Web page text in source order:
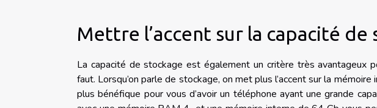
Mettre l’accent sur la capacité de
La capacité de stockage est également un critère très avantageux
faut. Lorsqu’on parle de stockage, on met plus l’accent sur la
plus bénéfique pour vous d’avoir un téléphone ayant une grande